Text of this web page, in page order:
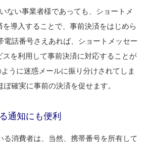
ない事業者様であっても、ショートメ
を導入することで、事前決済をはじめら
電話番号さえあれば、ショートメッセー
スを利用して事前決済に対応することが
うに迷惑メールに振り分けされてしま
確実に事前の決済を促せます。
通知にも便利
る消費者は、当然、携帯番号を所有して